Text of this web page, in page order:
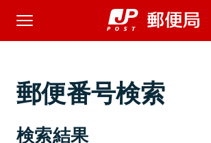
郵便番号検索
検索結果